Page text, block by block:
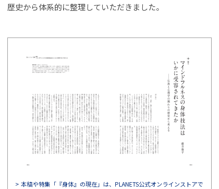
歴史から体系的に整理していただきました。
本稿や特集「『身体』の現在」は、PLANETS公式オンラインストアで